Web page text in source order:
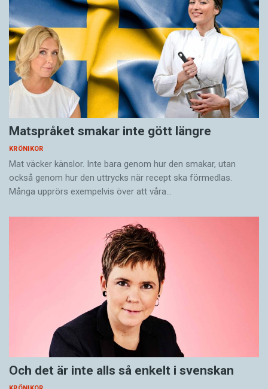
Matspråket smakar inte gött längre
KRÖNIKOR
Mat väcker känslor. Inte bara genom hur den smakar, utan
också genom hur den uttrycks när recept ska förmedlas.
Många upprörs exempelvis över att våra…
Och det är inte alls så enkelt i svenskan